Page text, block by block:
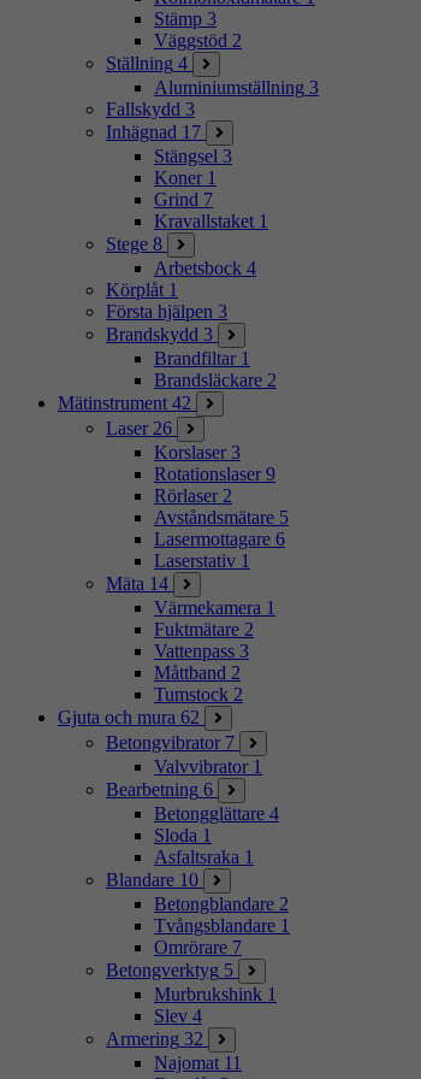
Stämp 3
Väggstöd 2
Ställning 4
Aluminiumställning 3
Fallskydd 3
Inhägnad 17
Stängsel 3
Koner 1
Grind 7
Kravallstaket 1
Stege 8
Arbetsbock 4
Körplåt 1
Första hjälpen 3
Brandskydd 3
Brandfiltar 1
Brandsläckare 2
Mätinstrument 42
Laser 26
Korslaser 3
Rotationslaser 9
Rörlaser 2
Avståndsmätare 5
Lasermottagare 6
Laserstativ 1
Mäta 14
Värmekamera 1
Fuktmätare 2
Vattenpass 3
Måttband 2
Tumstock 2
Gjuta och mura 62
Betongvibrator 7
Valvvibrator 1
Bearbetning 6
Betongglättare 4
Sloda 1
Asfaltsraka 1
Blandare 10
Betongblandare 2
Tvångsblandare 1
Omrörare 7
Betongverktyg 5
Murbrukshink 1
Slev 4
Armering 32
Najomat 11